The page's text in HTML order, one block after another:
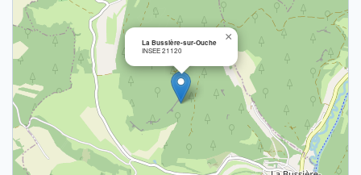
La Bussière-sur-Ouche
INSEE 21120
×